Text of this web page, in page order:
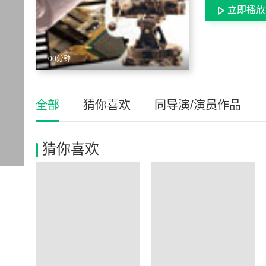
100分钟
立即播放
全部 猜你喜欢 同导演/演员作品
猜你喜欢